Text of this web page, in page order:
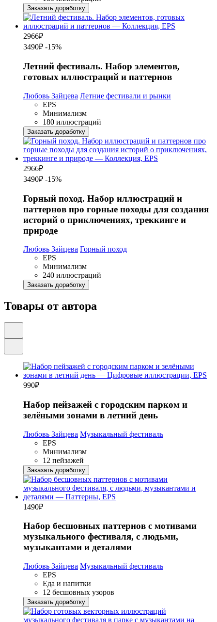
Заказать доработку
2966₽
3490₽ -15%
Летний фестиваль. Набор элементов,
готовых иллюстраций и паттернов
Любовь Зайцева Летние фестивали и рынки
EPS
Минимализм
180 иллюстраций
Заказать доработку
2966₽
3490₽ -15%
Горный поход. Набор иллюстраций и
паттернов про горные походы для создания
историй о приключениях, треккинге и
природе
Любовь Зайцева Горный поход
EPS
Минимализм
240 иллюстраций
Заказать доработку
Товары от автора
990₽
Набор пейзажей с городским парком и
зелёными зонами в летний день
Любовь Зайцева Музыкальный фестиваль
EPS
Минимализм
12 пейзажей
Заказать доработку
1490₽
Набор бесшовных паттернов с мотивами
музыкального фестиваля, с людьми,
музыкантами и деталями
Любовь Зайцева Музыкальный фестиваль
EPS
Еда и напитки
12 бесшовных узоров
Заказать доработку